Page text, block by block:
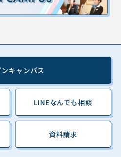
キャンパス
LINEなんでも相談
資料請求